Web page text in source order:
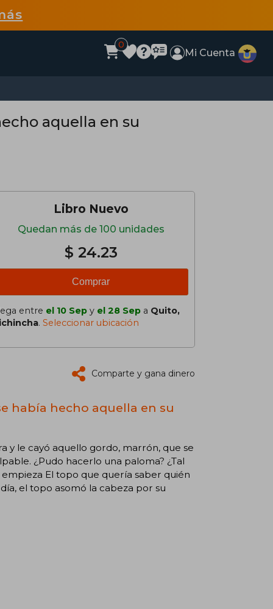
0
Mi Cuenta
aquella en su
Libro Nuevo
Quedan más de 100 unidades
$ 24.23
Comprar
entre el 10 Sep y el 28 Sep a Quito,
. Seleccionar ubicación
Comparte y gana dinero
había hecho aquella en su
y le cayó aquello gordo, marrón, que se
¿Pudo hacerlo una paloma? ¿Tal
El topo que quería saber quién
el topo asomó la cabeza por su